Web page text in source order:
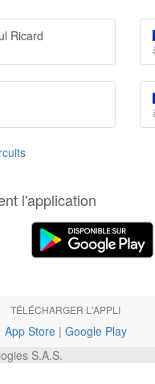
Ricard
l'application
TÉLÉCHARGER L'APPLI
App Store| Google Play
S.A.S.